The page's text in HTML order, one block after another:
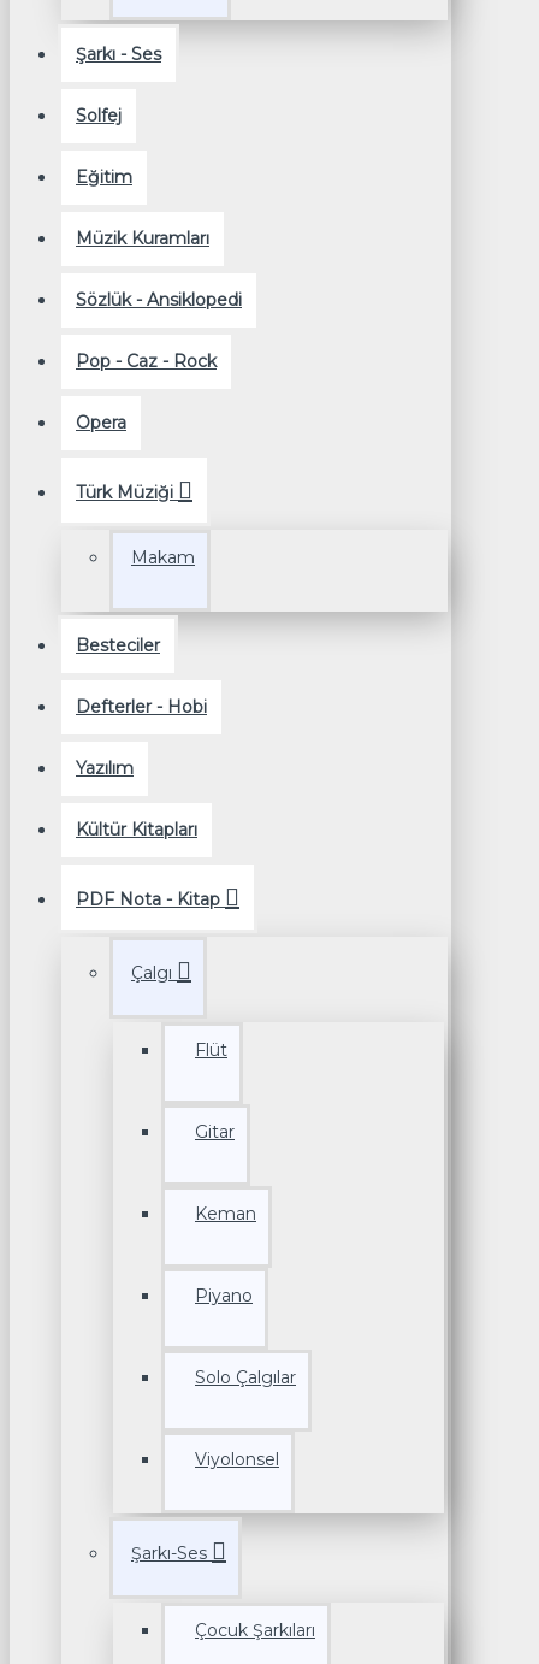
Şarkı - Ses
Solfej
Eğitim
Müzik Kuramları
Sözlük - Ansiklopedi
Pop - Caz - Rock
Opera
Türk Müziği
Makam
Besteciler
Defterler - Hobi
Yazılım
Kültür Kitapları
PDF Nota - Kitap
Çalgı
Flüt
Gitar
Keman
Piyano
Solo Çalgılar
Viyolonsel
Şarkı-Ses
Çocuk Şarkıları